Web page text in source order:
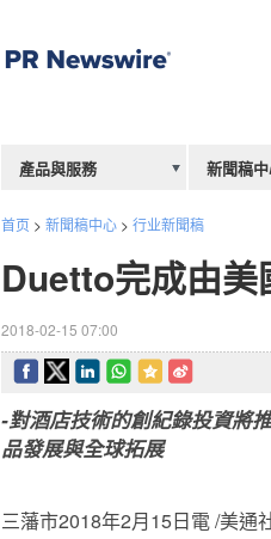
首页> 新聞稿中心> 行业新聞稿
Duetto完成由美
2018-02-15 07:00
-對酒店技術的創紀錄投資將
品發展與全球拓展
三藩市2018年2月15日電 /美通
產品與服務 新聞稿